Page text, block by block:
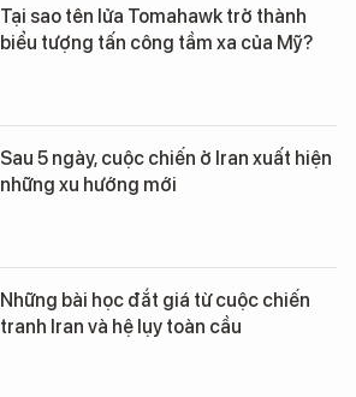
Tại sao tên lửa Tomahawk trở thành
biểu tượng tấn công tầm xa của Mỹ?
Sau 5 ngày, cuộc chiến ở Iran xuất hiện
những xu hướng mới
Những bài học đắt giá từ cuộc chiến
tranh Iran và hệ lụy toàn cầu